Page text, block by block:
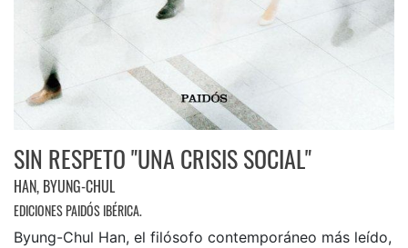
SIN RESPETO "UNA CRISIS SOCIAL"
HAN, BYUNG-CHUL
EDICIONES PAIDÓS IBÉRICA.
Byung-Chul Han, el filósofo contemporáneo más leído,